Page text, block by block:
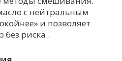
с нейтральным
и позволяет
без риска .